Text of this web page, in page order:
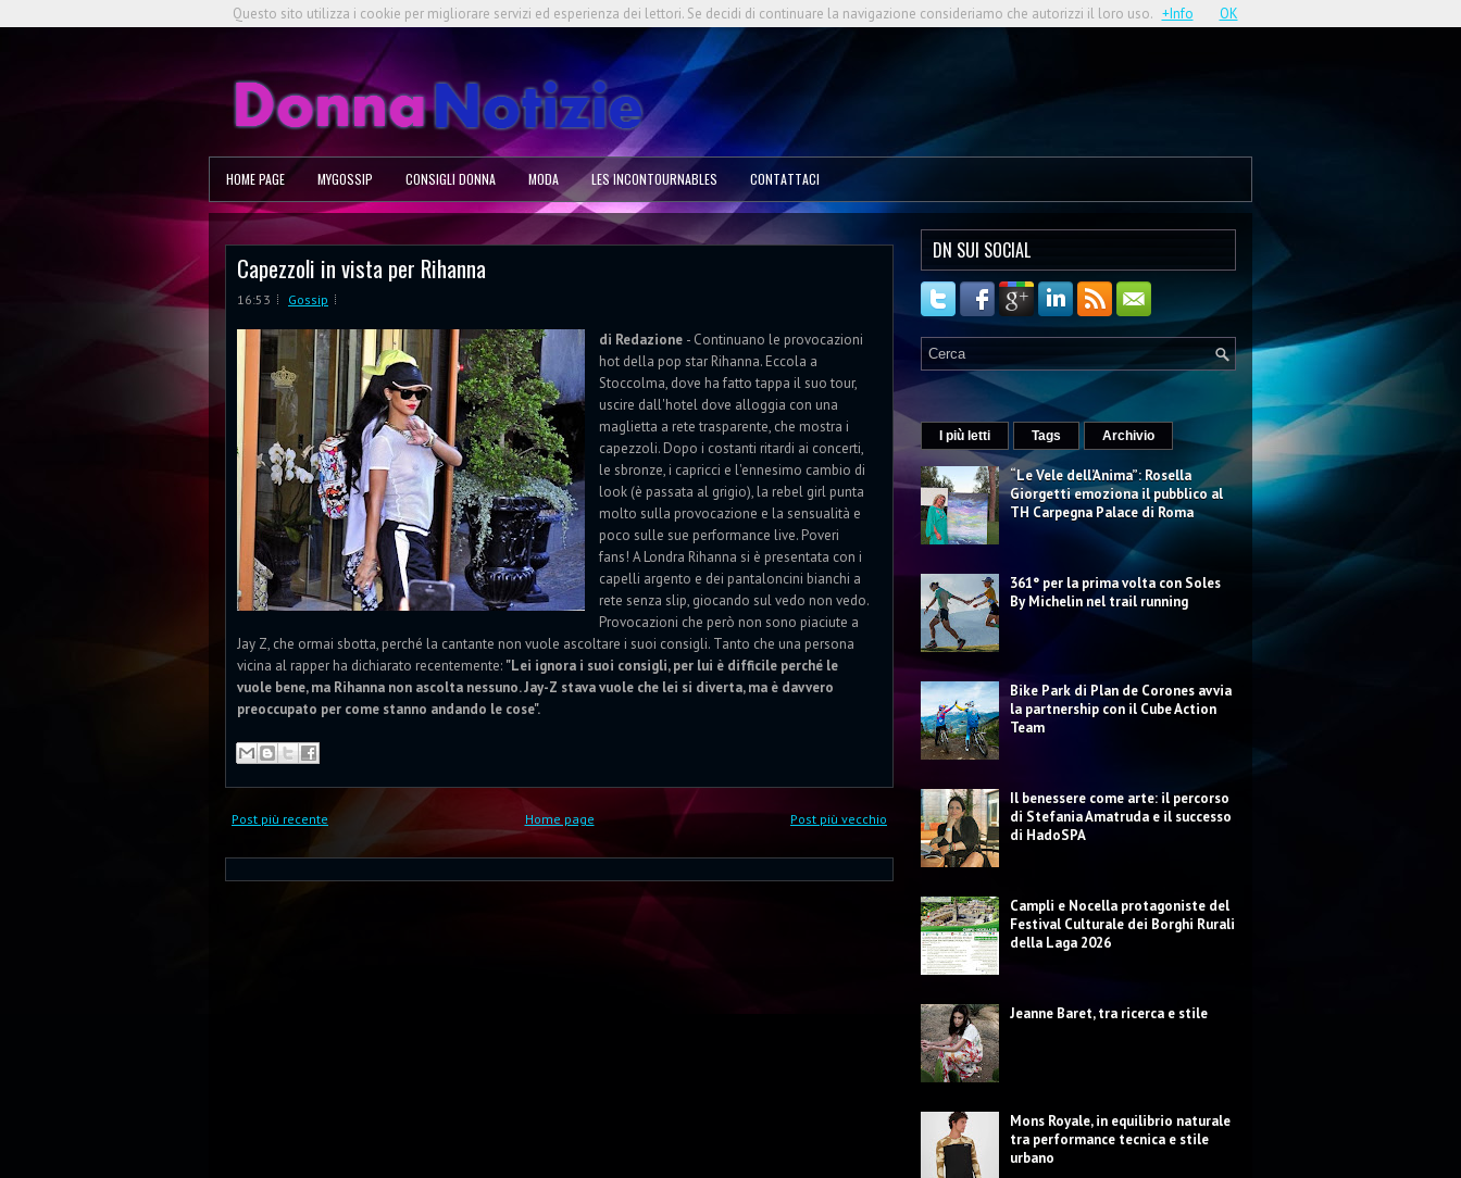
HOME PAGE MYGOSSIP CONSIGLI DONNA MODA LES INCONTOURNABLES CONTATTACI
Capezzoli in vista per Rihanna
16:53 Gossip
di Redazione - Continuano le provocazioni
hot della pop star Rihanna. Eccola a
Stoccolma, dove ha fatto tappa il suo tour,
uscire dall'hotel dove alloggia con una
maglietta a rete trasparente, che mostra i
capezzoli. Dopo i costanti ritardi ai concerti,
le sbronze, i capricci e l'ennesimo cambio di
look (è passata al grigio), la rebel girl punta
molto sulla provocazione e la sensualità e
poco sulle sue performance live. Poveri
fans! A Londra Rihanna si è presentata con i
capelli argento e dei pantaloncini bianchi a
rete senza slip, giocando sul vedo non vedo.
Provocazioni che però non sono piaciute a
Jay Z, che ormai sbotta, perché la cantante non vuole ascoltare i suoi consigli. Tanto che una persona
vicina al rapper ha dichiarato recentemente: "Lei ignora i suoi consigli, per lui è difficile perché le
vuole bene, ma Rihanna non ascolta nessuno. Jay-Z stava vuole che lei si diverta, ma è davvero
preoccupato per come stanno andando le cose".
Post più recente Post più vecchio
Home page
DN SUI SOCIAL
I più letti Tags Archivio
“Le Vele dell’Anima”: Rosella
Giorgetti emoziona il pubblico al
TH Carpegna Palace di Roma
361° per la prima volta con Soles
By Michelin nel trail running
Bike Park di Plan de Corones avvia
la partnership con il Cube Action
Team
Il benessere come arte: il percorso
di Stefania Amatruda e il successo
di HadoSPA
Campli e Nocella protagoniste del
Festival Culturale dei Borghi Rurali
della Laga 2026
Jeanne Baret, tra ricerca e stile
Mons Royale, in equilibrio naturale
tra performance tecnica e stile
urbano
Questo sito utilizza i cookie per migliorare servizi ed esperienza dei lettori. Se decidi di continuare la navigazione consideriamo che autorizzi il loro uso. +Info OK